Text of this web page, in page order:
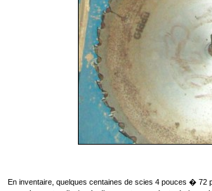
En inventaire, quelques centaines de scies 4 pouces � 72